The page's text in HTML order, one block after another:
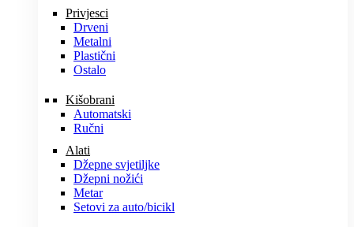
Privjesci
Drveni
Metalni
Plastični
Ostalo
Kišobrani
Automatski
Ručni
Alati
Džepne svjetiljke
Džepni nožići
Metar
Setovi za auto/bicikl